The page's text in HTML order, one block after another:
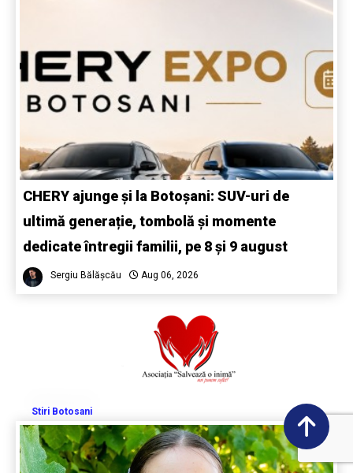
CHERY ajunge și la Botoșani: SUV-uri de
ultimă generație, tombolă și momente
dedicate întregii familii, pe 8 și 9 august
Sergiu Bălășcău Aug 06, 2026
Stiri Botosani
0